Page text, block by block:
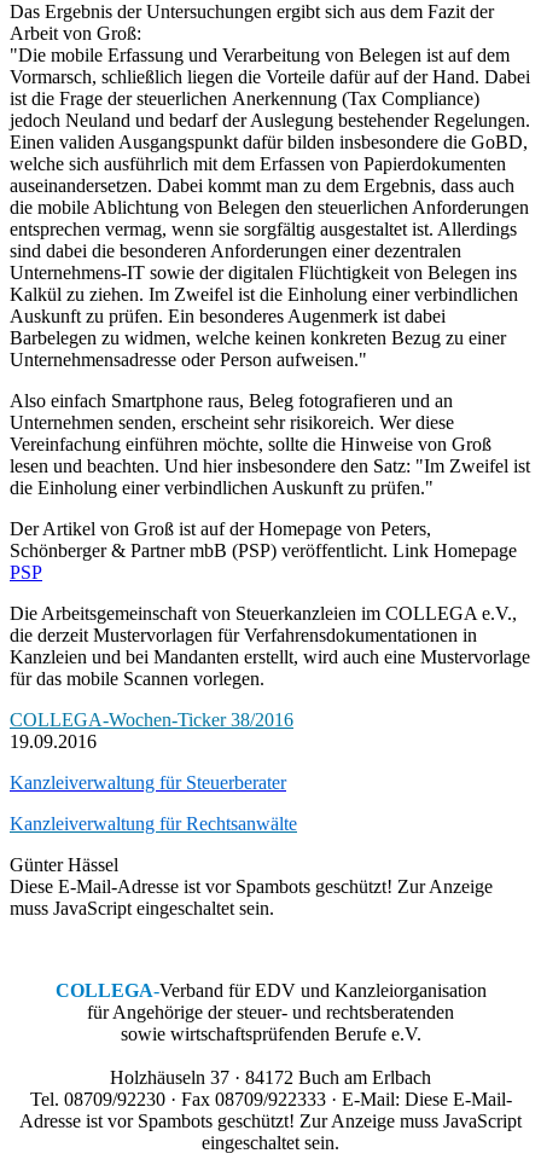
Das Ergebnis der Untersuchungen ergibt sich aus dem Fazit der
Arbeit von Groß:
"Die mobile Erfassung und Verarbeitung von Belegen ist auf dem
Vormarsch, schließlich liegen die Vorteile dafür auf der Hand. Dabei
ist die Frage der steuerlichen Anerkennung (Tax Compliance)
jedoch Neuland und bedarf der Auslegung bestehender Regelungen.
Einen validen Ausgangspunkt dafür bilden insbesondere die GoBD,
welche sich ausführlich mit dem Erfassen von Papierdokumenten
auseinandersetzen. Dabei kommt man zu dem Ergebnis, dass auch
die mobile Ablichtung von Belegen den steuerlichen Anforderungen
entsprechen vermag, wenn sie sorgfältig ausgestaltet ist. Allerdings
sind dabei die besonderen Anforderungen einer dezentralen
Unternehmens-IT sowie der digitalen Flüchtigkeit von Belegen ins
Kalkül zu ziehen. Im Zweifel ist die Einholung einer verbindlichen
Auskunft zu prüfen. Ein besonderes Augenmerk ist dabei
Barbelegen zu widmen, welche keinen konkreten Bezug zu einer
Unternehmensadresse oder Person aufweisen."
Also einfach Smartphone raus, Beleg fotografieren und an
Unternehmen senden, erscheint sehr risikoreich. Wer diese
Vereinfachung einführen möchte, sollte die Hinweise von Groß
lesen und beachten. Und hier insbesondere den Satz: "Im Zweifel ist
die Einholung einer verbindlichen Auskunft zu prüfen."
Der Artikel von Groß ist auf der Homepage von Peters,
Schönberger & Partner mbB (PSP) veröffentlicht. Link Homepage
PSP
Die Arbeitsgemeinschaft von Steuerkanzleien im COLLEGA e.V.,
die derzeit Mustervorlagen für Verfahrensdokumentationen in
Kanzleien und bei Mandanten erstellt, wird auch eine Mustervorlage
für das mobile Scannen vorlegen.
COLLEGA-Wochen-Ticker 38/2016
19.09.2016
Kanzleiverwaltung für Steuerberater
Kanzleiverwaltung für Rechtsanwälte
Günter Hässel
Diese E-Mail-Adresse ist vor Spambots geschützt! Zur Anzeige
muss JavaScript eingeschaltet sein.
COLLEGA-Verband für EDV und Kanzleiorganisation
für Angehörige der steuer- und rechtsberatenden
sowie wirtschaftsprüfenden Berufe e.V.
Holzhäuseln 37 · 84172 Buch am Erlbach
Tel. 08709/92230 · Fax 08709/922333 · E-Mail: Diese E-Mail-
Adresse ist vor Spambots geschützt! Zur Anzeige muss JavaScript
eingeschaltet sein.